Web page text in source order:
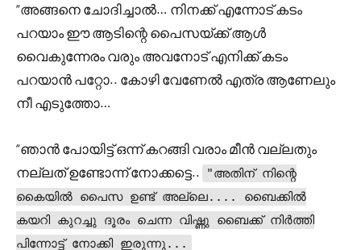
“അങ്ങനെ ചോദിച്ചാൽ… നിനക്ക് എന്നോട് കടം
പറയാം ഈ ആടിന്റെ പൈസയ്ക്ക് ആൾ
വൈകുന്നേരം വരും അവനോട് എനിക്ക് കടം
പറയാൻ പറ്റോ.. കോഴി വേണേൽ എത്ര ആണേലും
നീ എടുത്തോ…
“ഞാൻ പോയിട്ട് ഒന്ന് കറങ്ങി വരാം മീൻ വല്ലതും
നല്ലത് ഉണ്ടോന്ന് നോക്കട്ടെ..
"അതിന് നിന്റെ
കൈയിൽ പൈസ ഉണ്ട് അല്ലെ.... ബൈക്കിൽ
കയറി കുറച്ചു ദൂരം ചെന്ന വിഷ്ണു ബൈക്ക് നിർത്തി
പിന്നോട്ട് നോക്കി ഇരുന്നു...